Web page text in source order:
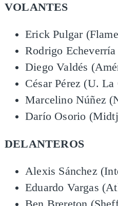
VOLANTES
Erick Pulgar
Rodrigo
Diego Valdés
César Pérez (U. La
Marcelino Núñez
Darío Osorio
DELANTEROS
Alexis Sánchez
Eduardo Vargas